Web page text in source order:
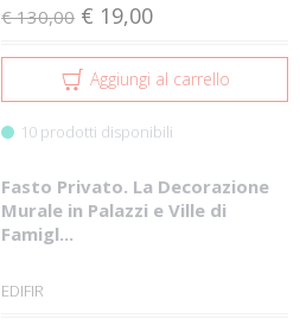
€ 130,00 € 19,00
Aggiungi al carrello
10 prodotti disponibili
Fasto Privato. La Decorazione
Murale in Palazzi e Ville di
Famigl...
EDIFIR